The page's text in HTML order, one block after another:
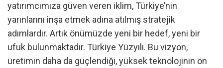
yatırımcımıza güven veren iklim, Türkiye’nin
yarınlarını inşa etmek adına atılmış stratejik
adımlardır. Artık önümüzde yeni bir hedef, yeni bir
ufuk bulunmaktadır. Türkiye Yüzyılı. Bu vizyon,
üretimin daha da güçlendiği, yüksek teknolojinin ön